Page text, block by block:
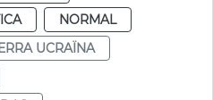
NORMAL
UCRAÏNA